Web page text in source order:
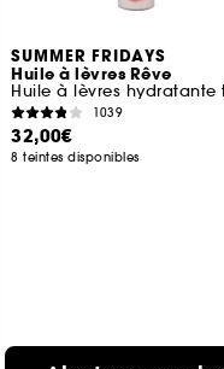
SUMMER FRIDAYS
Huile à lèvres Rêve
1039
32,00€
8 teintes disponibles